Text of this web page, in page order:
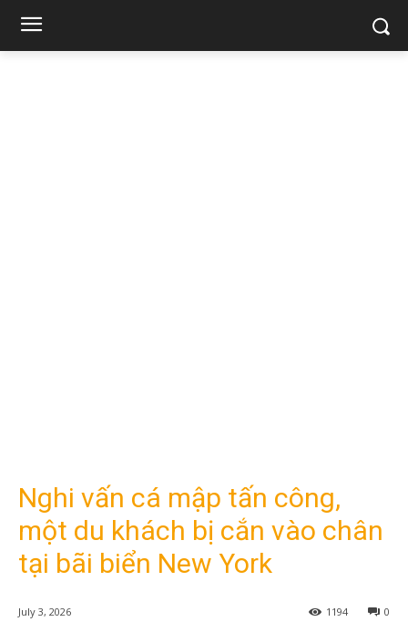
Nghi vấn cá mập tấn công,
một du khách bị cắn vào chân
tại bãi biển New York
July 3, 2026 0
1194